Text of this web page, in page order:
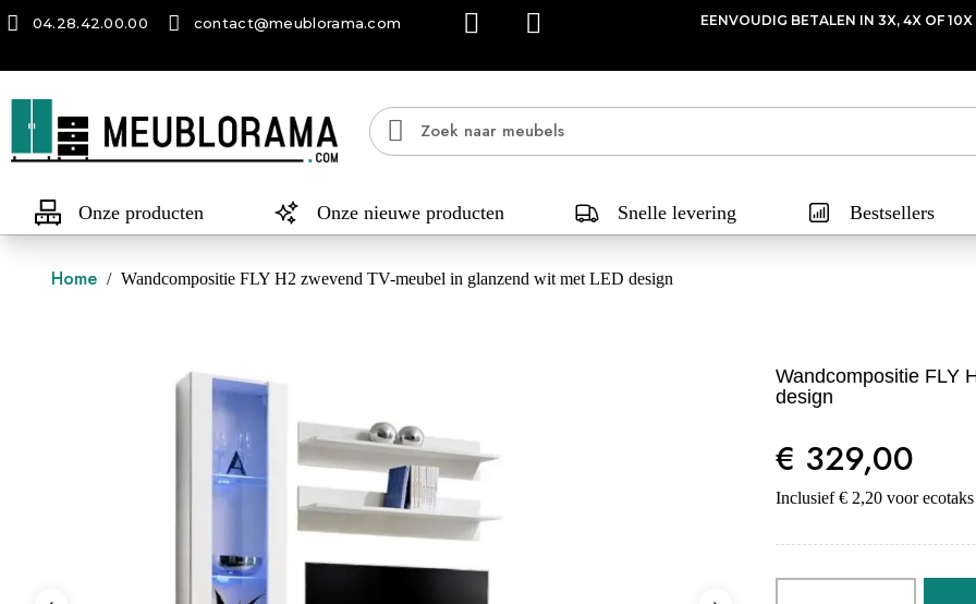
04.28.42.00.00 contact@meublorama.com EENVOUDIG BETALEN IN 3X, 4X OF 10X
Onze producten Onze nieuwe producten Snelle levering Bestsellers
Home Wandcompositie FLY H2 zwevend TV-meubel in glanzend wit met LED design
Wandcompositie FLY
design
€ 329,00
Inclusief € 2,20 voor ecotaks